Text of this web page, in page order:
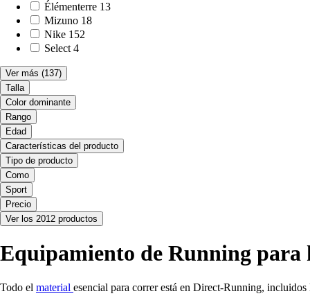
Élémenterre 13
Mizuno 18
Nike 152
Select 4
Ver más (137)
Talla
Color dominante
Rango
Edad
Características del producto
Tipo de producto
Como
Sport
Precio
Ver los 2012 productos
Equipamiento de Running para
Todo el material esencial para correr está en Direct-Running,